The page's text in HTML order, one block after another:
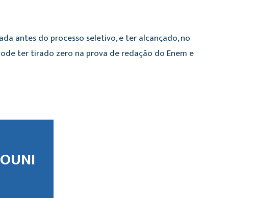
antes do processo seletivo, e ter alcançado, no
ter tirado zero na prova de redação do Enem e